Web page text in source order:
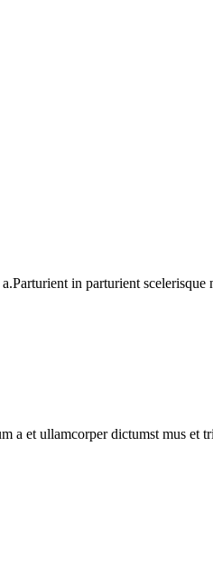
in parturient scelerisque
a et ullamcorper dictumst mus et